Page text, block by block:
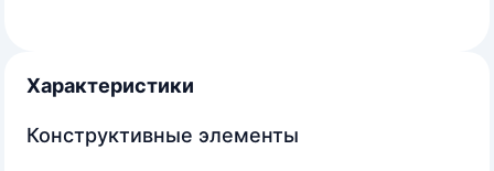
Характеристики
Конструктивные элементы